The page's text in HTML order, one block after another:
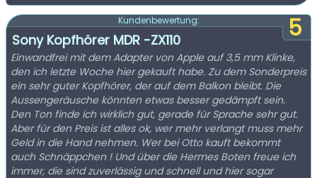
5
Kundenbewertung:
Sony Kopfhörer MDR -ZX110
Einwandfrei mit dem Adapter von Apple auf 3,5 mm Klinke,
den ich letzte Woche hier gekauft habe. Zu dem Sonderpreis
ein sehr guter Kopfhörer, der auf dem Balkon bleibt. Die
Aussengeräusche könnten etwas besser gedämpft sein.
Den Ton finde ich wirklich gut, gerade für Sprache sehr gut.
Aber für den Preis ist alles ok, wer mehr verlangt muss mehr
Geld in die Hand nehmen. Wer bei Otto kauft bekommt
auch Schnäppchen ! Und über die Hermes Boten freue ich
immer, die sind zuverlässig und schnell und hier sogar